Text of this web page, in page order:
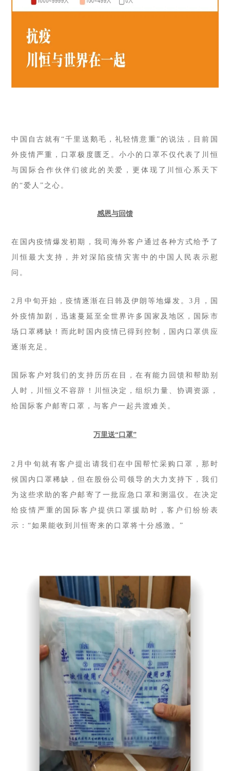
中国自古就有“千里送鹅毛，礼轻情意重”的说法，目前国
外疫情严重，口罩极度匮乏。小小的口罩不仅代表了川恒
与国际合作伙伴们彼此的关爱，更体现了川恒心系天下
的“爱人”之心。
感恩与回馈
在国内疫情爆发初期，我司海外客户通过各种方式给予了
川恒最大支持，并对深陷疫情灾害中的中国人民表示慰
问。
2月中旬开始，疫情逐渐在日韩及伊朗等地爆发。3月，国
外疫情加剧，迅速蔓延至全世界许多国家及地区，国际市
场口罩稀缺！而此时国内疫情已得到控制，国内口罩供应
逐渐充足。
国际客户对我们的支持历历在目，在有能力回馈和帮助别
人时，川恒义不容辞！川恒决定，组织力量、协调资源，
给国际客户邮寄口罩，与客户一起共渡难关。
万里送“口罩”
2月中旬就有客户提出请我们在中国帮忙采购口罩，那时
候国内口罩稀缺，但在股份公司领导的大力支持下，我们
为这些求助的客户邮寄了一批应急口罩和测温仪。在决定
给疫情严重的国际客户提供口罩援助时，客户们纷纷表
示：“如果能收到川恒寄来的口罩将十分感激。”